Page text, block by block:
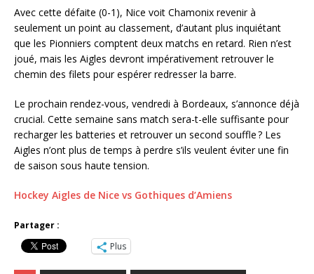
Avec cette défaite (0-1), Nice voit Chamonix revenir à
seulement un point au classement, d’autant plus inquiétant
que les Pionniers comptent deux matchs en retard. Rien n’est
joué, mais les Aigles devront impérativement retrouver le
chemin des filets pour espérer redresser la barre.
Le prochain rendez-vous, vendredi à Bordeaux, s’annonce déjà
crucial. Cette semaine sans match sera-t-elle suffisante pour
recharger les batteries et retrouver un second souffle ? Les
Aigles n’ont plus de temps à perdre s’ils veulent éviter une fin
de saison sous haute tension.
Hockey Aigles de Nice vs Gothiques d’Amiens
Partager :
Plus